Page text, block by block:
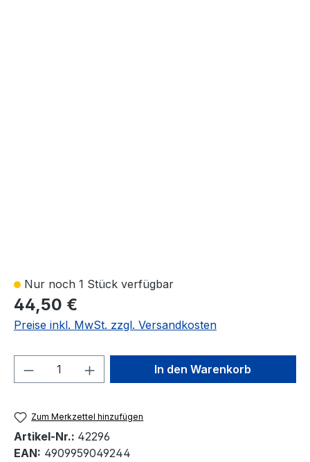
Nur noch 1 Stück verfügbar
44,50 €
Preise inkl. MwSt. zzgl. Versandkosten
Produkt Anzahl: Gib denIn den Warenkorb
Zum Merkzettel hinzufügen
Artikel-Nr.: 42296
EAN: 4909959049244